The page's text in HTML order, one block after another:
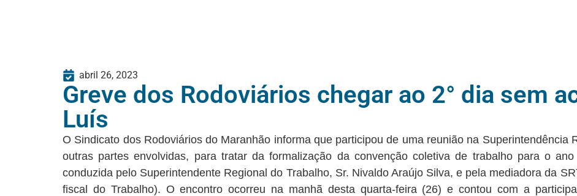
abril 26, 2023
Greve dos Rodoviários chegar ao 2° dia sem
Luís
O Sindicato dos Rodoviários do Maranhão informa que participou de uma reunião na Superintendência
outras partes envolvidas, para tratar da formalização da convenção coletiva de trabalho para o
conduzida pelo Superintendente Regional do Trabalho, Sr. Nivaldo Araújo Silva, e pela mediadora da
fiscal do Trabalho). O encontro ocorreu na manhã desta quarta-feira (26) e contou com a